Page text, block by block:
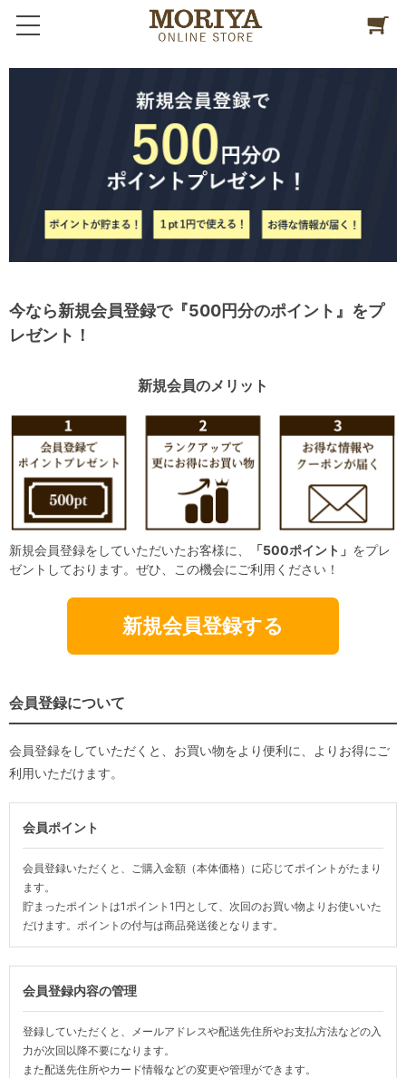
今なら新規会員登録で『500円分のポイント』をプ
レゼント！
新規会員のメリット
新規会員登録をしていただいたお客様に、 「500ポイント」 をプレ
ゼントしております。ぜひ、この機会にご利用ください！
新規会員登録する
会員登録について
会員登録をしていただくと、お買い物をより便利に、よりお得にご
利用いただけます。
会員ポイント
会員登録いただくと、ご購入金額（本体価格）に応じてポイントがたまり
ます。
貯まったポイントは1ポイント1円として、次回のお買い物よりお使いいた
だけます。ポイントの付与は商品発送後となります。
会員登録内容の管理
登録していただくと、メールアドレスや配送先住所やお支払方法などの入
力が次回以降不要になります。
また配送先住所やカード情報などの変更や管理ができます。